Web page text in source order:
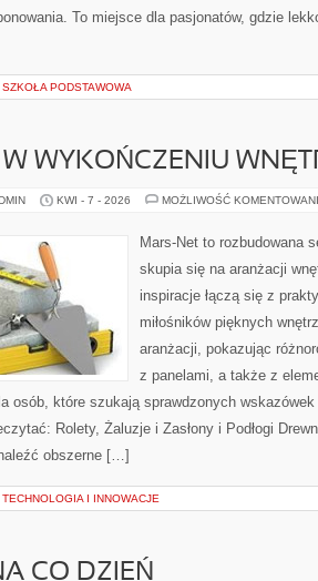
To miejsce dla pasjonatów, gdzie
SZKOŁA PODSTAWOWA
W WYKOŃCZENIU
KWI - 7 - 2026 MOŻLIWOŚĆ
Mars-Net to rozbudowana
skupia się na aranżacji
inspiracje łączą się z
miłośników pięknych
aranżacji, pokazując
z panelami, a także z
osób, które szukają sprawdzonych
Rolety, Żaluzje i Zasłony i Podłogi
obszerne […]
TECHNOLOGIA I INNOWACJE
CO DZIEŃ